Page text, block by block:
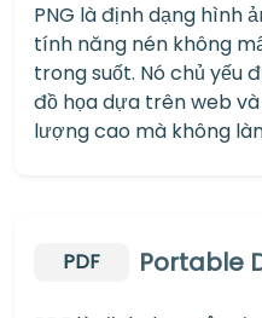
PNG là định dạng hình
tính năng nén không
trong suốt. Nó chủ yếu
đồ họa dựa trên web
lượng cao mà không
PDF Portable